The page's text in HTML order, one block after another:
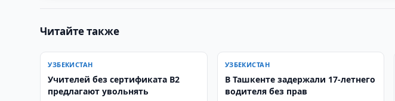
Читайте также
УЗБЕКИСТАН
Учителей без сертификата B2
предлагают увольнять
УЗБЕКИСТАН
В Ташкенте задержали 17-летнего
водителя без прав